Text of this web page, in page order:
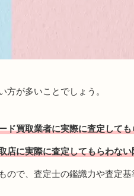
が多いことでしょう。
ド買取業者に実際に査定して
店に実際に査定してもらわな
で、査定士の鑑識力や査定基